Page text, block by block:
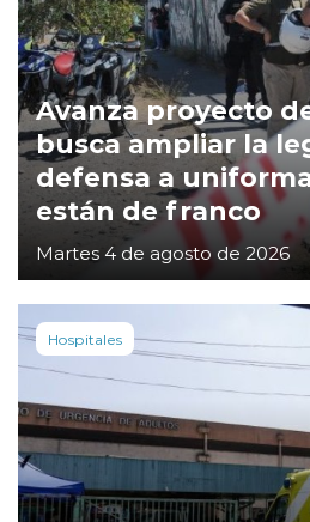
Avanza proyecto
busca ampliar la
defensa a
están de franco
Martes 4 de agosto de 2026
Hospitales